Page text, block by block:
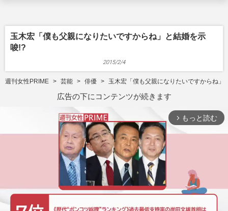
玉木宏「僕も父親になりたいですからね」と結婚を示
唆!?
2015/2/4
週刊女性PRIME 芸能 俳優 玉木宏「僕も父親になりたいですからね」
広告の下にコンテンツが続きます
arrow_forward_ios もっと読む